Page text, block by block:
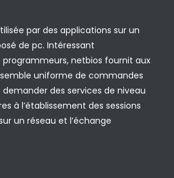
par des applications sur un
de pc. Intéressant
netbios fournit aux
uniforme de commandes
des services de niveau
à l’établissement des sessions
un réseau et l’échange